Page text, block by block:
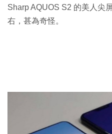
Sharp AQUOS S2 的美人尖
右，甚為奇怪。